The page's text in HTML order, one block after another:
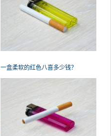
一盒柔软的红色八喜多少钱？